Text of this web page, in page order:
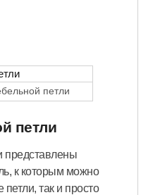
петли
петли
представлены
к которым можно
так и просто